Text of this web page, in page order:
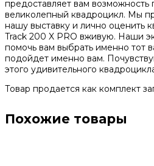
предоставляет вам возможность
великолепный квадроцикл. Мы
нашу выставку и лично оценить
Track 200 X PRO вживую. Наши
помочь вам выбрать именно тот
подойдет именно вам.
этого удивительного
Товар продается как комплект
Похожие товары